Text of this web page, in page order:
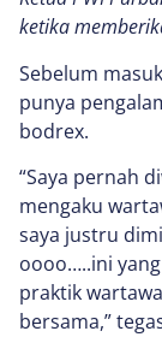
ketika
Sebelum
punya
bodrex.
“Saya pernah
mengaku
saya justru
oooo…..ini
praktik
bersama,”